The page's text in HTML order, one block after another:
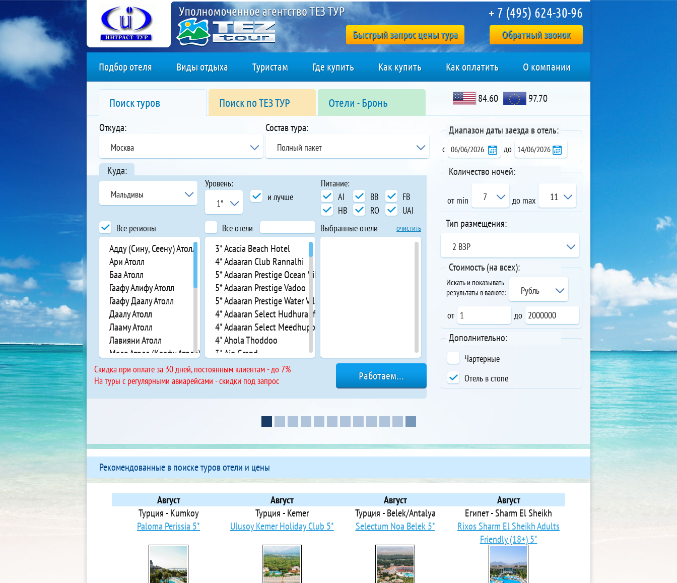
Быстрый запрос цены тура Обратный звонок
+ 7 (495) 624-30-96
Подбор отеля Виды отдыха Туристам Где купить Как купить Как оплатить О компании
Поиск туров Поиск по ТЕЗ ТУР Отели - Бронь
Откуда:
Москва
Состав тура:
Полный пакет
Куда:
Мальдивы
Уровень:
1*
и лучше
Питание:
AI
BB
FB
HB
RO
UAI
Все регионы
Адду (Сину, Сеену) Атолл
Ари Атолл
Баа Атолл
Гаафу Алифу Атолл
Гаафу Даалу Атолл
Даалу Атолл
Лааму Атолл
Лавияни Атолл
Мале Атолл (Каафу Атолл)
Мииму Атолл
Ниландхи (Фаафу) Атолл
Таа Атолл
Хаа Алифу Атолл
Хувадху Атолл
Шавияни Атолл
Южный Мале Атолл
Все отели
3* Acacia Beach Hotel
4* Adaaran Club Rannalhi
5* Adaaran Prestige Ocean Villas
5* Adaaran Prestige Vadoo
5* Adaaran Prestige Water Villas
4* Adaaran Select Hudhuranfushi
4* Adaaran Select Meedhupparu
4* Ahola Thoddoo
3* Aig Grand
3* AIMI Beach Hotel
4* Airport Beach Hotel
5* Alila Kothaifaru Maldives
3* Amber Beach
3* Ameera Guest House Dhiffushi
5* Amilla Maldives Resort and Residences
3* Amra Palace Hotel & Spa
5* Ananea Madivaru Maldives
5* Anantara Dhigu Resort & Spa Maldives
5* Anantara Kihavah Maldives Villas
4* Angaga Island Resort & Spa
5* Angsana Velavaru
3* Aquaraa Maduvvari
Выбранные отели очистить
Диапазон даты заезда в отель:
с до
Количество ночей:
от min 7 до max 11
Тип размещения:
2 ВЗР
Стоимость (на всех):
Искать и показывать
результаты в валюте:
Рубль
от до
Дополнительно:
Чартерные
Отель в стопе
Cкидка при оплате за 30 дней, постоянным клиентам - до 7%
На туры с регулярными авиарейсами - скидки под запрос
84.60 97.70
Рекомендованные в поиске туров отели и цены
Август
Турция - Kumkoy
Paloma Perissia 5*
Август
Турция - Kemer
Ulusoy Kemer Holiday Club 5*
Август
Турция - Belek/Antalya
Selectum Noa Belek 5*
Август
Египет - Sharm El Sheikh
Rixos Sharm El Sheikh Adults
Friendly (18+) 5*